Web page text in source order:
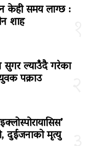
समय लाग्छ :
शाह
सुगर ल्याउँदै गरेका
पक्राउ
दुईजनाको मृत्यु